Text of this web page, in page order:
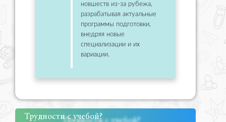
новшеств из-за рубежа,
разрабатывая актуальные
программы подготовки,
внедряя новые
специализации и их
вариации.
Трудности с учебой?